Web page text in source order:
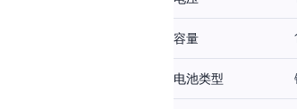
容量
电池类型